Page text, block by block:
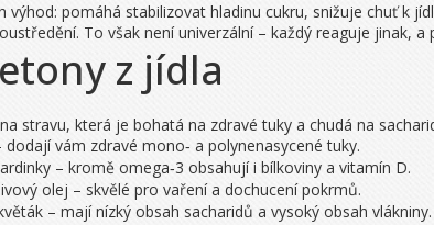
výhod: pomáhá stabilizovat hladinu cukru, snižuje chuť k
To však není univerzální – každý reaguje jinak,
z jídla
stravu, která je bohatá na zdravé tuky a chudá na
vám zdravé mono‑ a polynenasycené tuky.
– kromě omega‑3 obsahují i bílkoviny a vitamín D.
olej – skvělé pro vaření a dochucení pokrmů.
– mají nízký obsah sacharidů a vysoký obsah vlákniny.